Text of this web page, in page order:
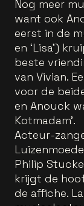
Nog meer
want ook
eerst in de
en ‘Lisa’)
beste
van Vivian.
voor de
en Anouck
Kotmadam’.
Acteur-
Philip
krijgt de
de affiche.